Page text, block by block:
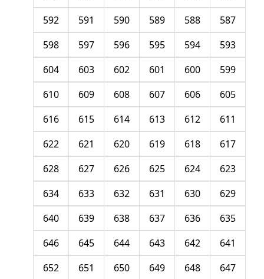
587
588
589
590
591
592
593
594
595
596
597
598
599
600
601
602
603
604
605
606
607
608
609
610
611
612
613
614
615
616
617
618
619
620
621
622
623
624
625
626
627
628
629
630
631
632
633
634
635
636
637
638
639
640
641
642
643
644
645
646
647
648
649
650
651
652